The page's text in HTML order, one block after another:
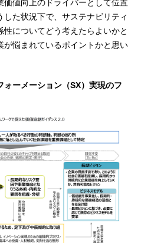
価値向上のドライバーとして位置
た状況下で、サステナビリティ
についてどう考えたらよいかと
が悩まれているポイントかと思い
ーメーション（SX）実現のフ